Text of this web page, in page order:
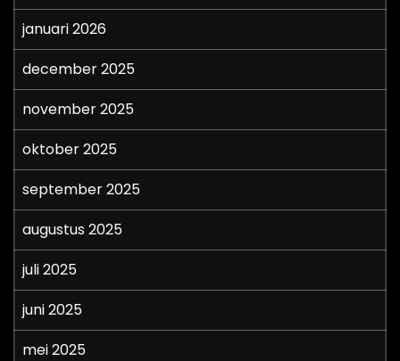
januari 2026
december 2025
november 2025
oktober 2025
september 2025
augustus 2025
juli 2025
juni 2025
mei 2025